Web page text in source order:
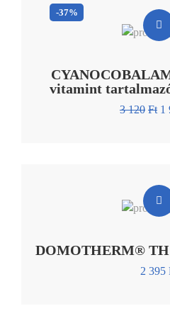
-37%
vitamint
3 120 Ft 1
DOMOTHERM®
2 395